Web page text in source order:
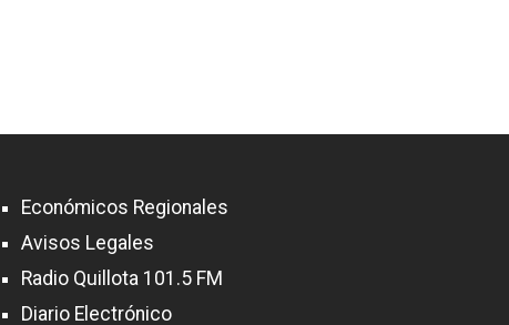
Económicos Regionales
Avisos Legales
Radio Quillota 101.5 FM
Diario Electrónico